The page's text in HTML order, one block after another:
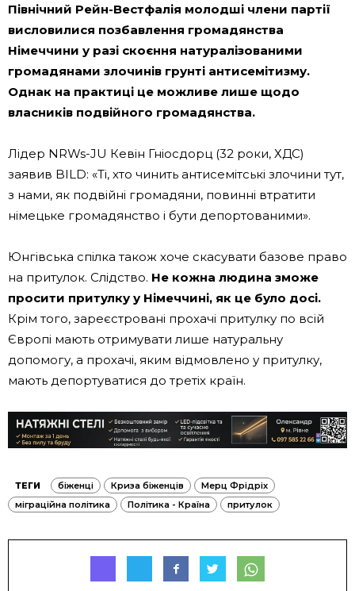
Північний Рейн-Вестфалія молодші члени партії
висловилися позбавлення громадянства
Німеччини у разі скоєння натуралізованими
громадянами злочинів грунті антисемітизму.
Однак на практиці це можливе лише щодо
власників подвійного громадянства.
Лідер NRWs-JU Кевін Гніосдорц (32 роки, ХДС)
заявив BILD: «Ті, хто чинить антисемітські злочини тут,
з нами, як подвійні громадяни, повинні втратити
німецьке громадянство і бути депортованими».
Юнгівська спілка також хоче скасувати базове право
на притулок. Слідство. Не кожна людина зможе
просити притулку у Німеччині, як це було досі.
Крім того, зареєстровані прохачі притулку по всій
Європі мають отримувати лише натуральну
допомогу, а прохачі, яким відмовлено у притулку,
мають депортуватися до третіх країн.
ТЕГИ біженці Криза біженців
Мерц Фрідріх
міграційна політика
Політика - Країна притулок